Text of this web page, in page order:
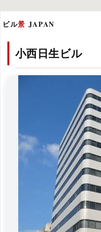
ビル景 JAPAN
小西日生ビル